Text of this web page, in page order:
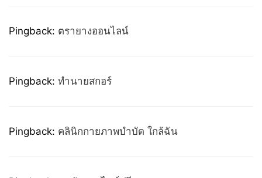
Pingback: ตรายางออนไลน์
Pingback: ทำนายสกอร์
Pingback: คลินิกกายภาพบำบัด ใกล้ฉัน